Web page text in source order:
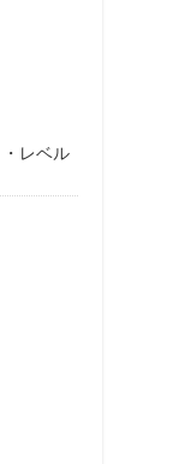
・レベル